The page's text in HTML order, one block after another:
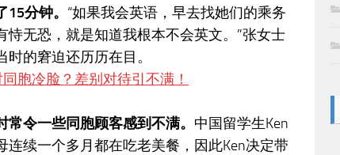
分钟。 “如果我会英语，早去找她们的乘务
无恐，就是知道我根本不会英文。”张女士
的窘迫还历历在目。
令一些同胞顾客感到不满。 中国留学生Ken
续一个多月都在吃老美餐，因此Ken决定带